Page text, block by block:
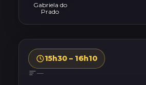
Gabriela do
Prado
15h30 – 16h10
—